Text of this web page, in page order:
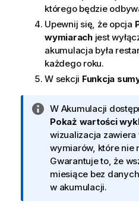
którego będzie
Upewnij się, że opcja
wymiarachjest
akumulacja była
każdego roku.
W sekcji Funkcja
I
n
f
o
r
m
a
W Akumulacji
Pokaż wartości
wizualizacja zawiera
wymiarów, które nie
Gwarantuje to, że
miesiące bez
w akumulacji.